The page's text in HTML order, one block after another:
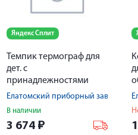
Яндекс Сплит
Темпик термограф для
дет. с
принадлежностями
Елатомский приборный завод
В наличии
3 674 ₽